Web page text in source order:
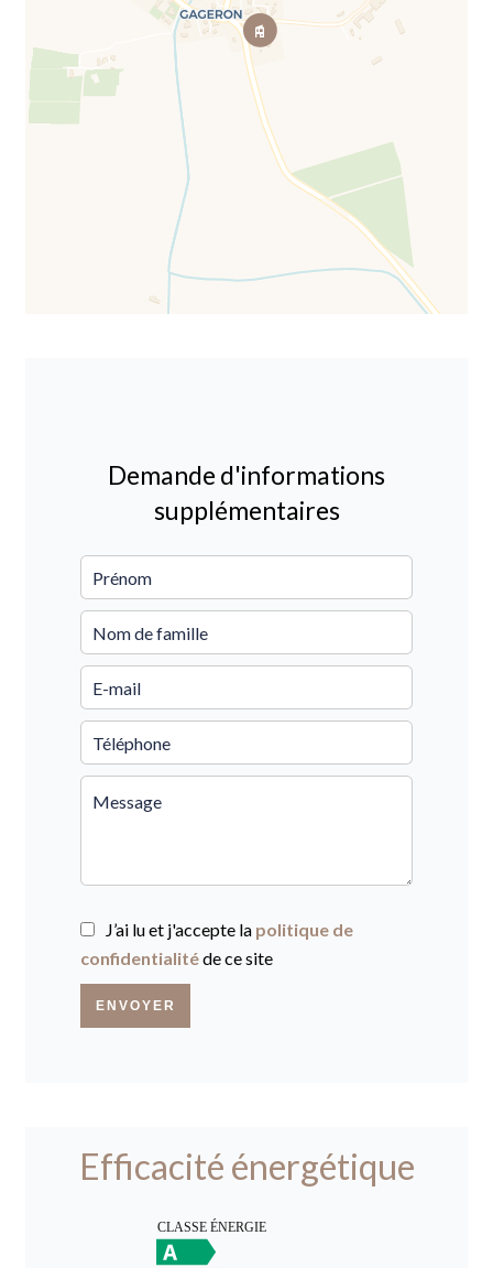
Demande d'informations
supplémentaires
J’ai lu et j'accepte la politique de
confidentialitéde ce site
ENVOYER
Efficacité énergétique